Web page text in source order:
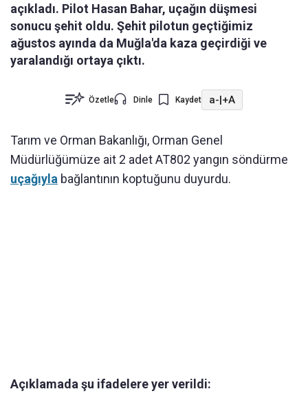
açıkladı. Pilot Hasan Bahar, uçağın düşmesi
sonucu şehit oldu. Şehit pilotun geçtiğimiz
ağustos ayında da Muğla'da kaza geçirdiği ve
yaralandığı ortaya çıktı.
Özetle Dinle Kaydet a-|+A
Tarım ve Orman Bakanlığı, Orman Genel
Müdürlüğümüze ait 2 adet AT802 yangın söndürme
uçağıyla bağlantının koptuğunu duyurdu.
Açıklamada şu ifadelere yer verildi: